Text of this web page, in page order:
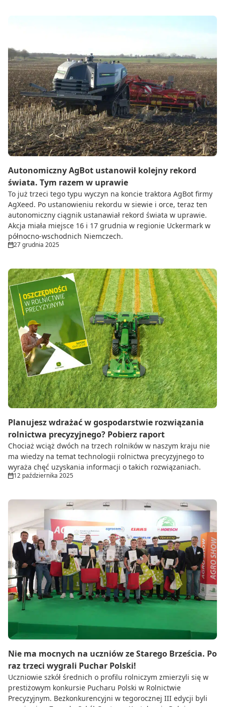
Autonomiczny AgBot ustanowił kolejny rekord
świata. Tym razem w uprawie
To już trzeci tego typu wyczyn na koncie traktora AgBot firmy
AgXeed. Po ustanowieniu rekordu w siewie i orce, teraz ten
autonomiczny ciągnik ustanawiał rekord świata w uprawie.
Akcja miała miejsce 16 i 17 grudnia w regionie Uckermark w
północno-wschodnich Niemczech.
27 grudnia 2025
Planujesz wdrażać w gospodarstwie rozwiązania
rolnictwa precyzyjnego? Pobierz raport
Chociaż wciąż dwóch na trzech rolników w naszym kraju nie
ma wiedzy na temat technologii rolnictwa precyzyjnego to
wyraża chęć uzyskania informacji o takich rozwiązaniach.
12 października 2025
Nie ma mocnych na uczniów ze Starego Brześcia. Po
raz trzeci wygrali Puchar Polski!
Uczniowie szkół średnich o profilu rolniczym zmierzyli się w
prestiżowym konkursie Pucharu Polski w Rolnictwie
Precyzyjnym. Bezkonkurencyjni w tegorocznej III edycji byli